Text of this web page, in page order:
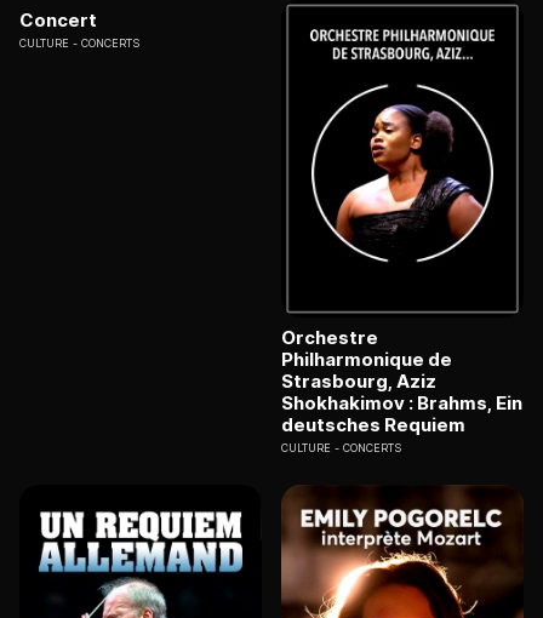
Concert
CULTURE CONCERTS
Orchestre
Philharmonique de
Strasbourg, Aziz
Shokhakimov : Brahms, Ein
deutsches Requiem
CULTURE CONCERTS